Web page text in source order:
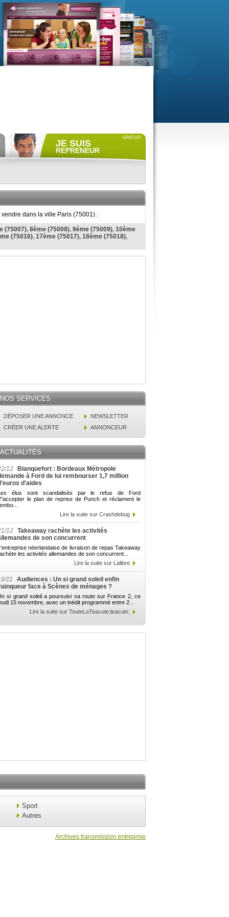
JE SUIS
REPRENEUR
Déposer gratuitementune
ACCÈS REPRENEUR
dans la ville Paris (75001) :
(75007), 8ème (75008), 9ème (75009), 10ème
(75016), 17ème (75017), 18ème (75018),
NOS SERVICES
DÉPOSER UNE ANNONCE
NEWSLETTER
CRÉER UNE ALERTE
ANNONCEUR
ACTUALITÉS
12
Blanquefort : Bordeaux Métropole
à Ford de lui rembourser 1,7 million
d'aides
élus sont scandalisés par le refus de Ford
le plan de reprise de Punch et réclament le
Lire la suite sur Crashdebug
12 Takeaway rachète les activités
de son concurrent
néerlandaise de livraison de repas Takeaway
les activités allemandes de son concurrent...
Lire la suite sur Lalibre
11
Audiences : Un si grand soleil enfin
face à Scènes de ménages ?
si grand soleil a poursuivi sa route sur France 2, ce
15 novembre, avec un inédit programmé entre 2...
Lire la suite sur TouteLaTeacute;leacute;
Sport
Autres
Archives transmission entreprise